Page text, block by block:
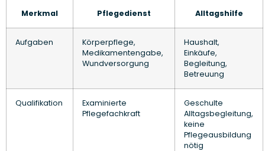
Merkmal Pflegedienst Alltagshilfe
Aufgaben
Körperpflege,
Medikamentengabe,
Wundversorgung
Haushalt,
Einkäufe,
Begleitung,
Betreuung
Qualifikation
Examinierte
Pflegefachkraft
Geschulte
Alltagsbegleitung,
keine
Pflegeausbildung
nötig